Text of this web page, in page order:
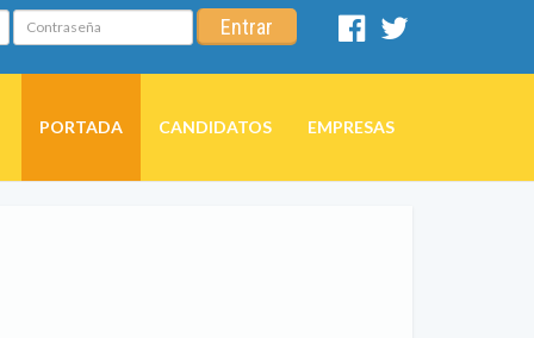
Contraseña Entrar
Facebook
PORTADA CANDIDATOS EMPRESAS